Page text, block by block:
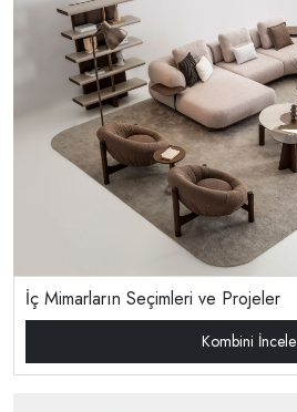
İç Mimarların Seçimleri ve Projeler
Kombini İncele